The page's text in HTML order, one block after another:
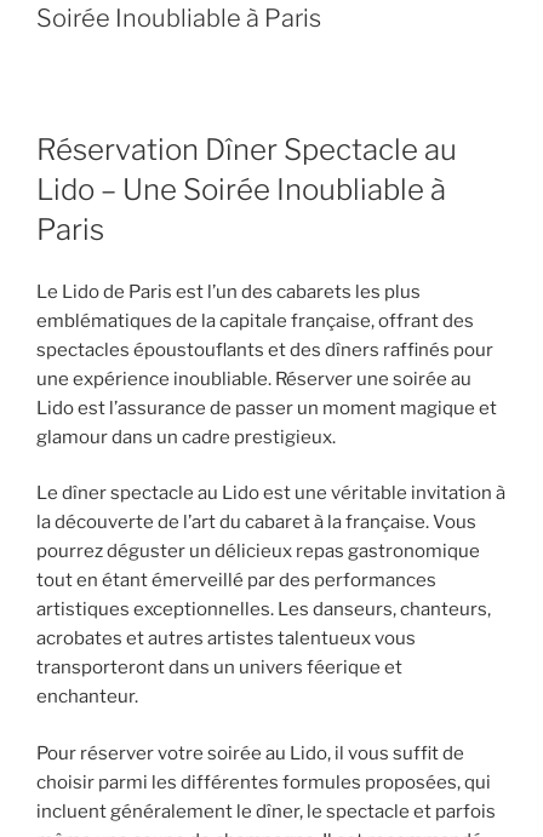
Soirée Inoubliable à Paris
Réservation Dîner Spectacle au
Lido – Une Soirée Inoubliable à
Paris
Le Lido de Paris est l’un des cabarets les plus
emblématiques de la capitale française, offrant des
spectacles époustouflants et des dîners raffinés pour
une expérience inoubliable. Réserver une soirée au
Lido est l’assurance de passer un moment magique et
glamour dans un cadre prestigieux.
Le dîner spectacle au Lido est une véritable invitation à
la découverte de l’art du cabaret à la française. Vous
pourrez déguster un délicieux repas gastronomique
tout en étant émerveillé par des performances
artistiques exceptionnelles. Les danseurs, chanteurs,
acrobates et autres artistes talentueux vous
transporteront dans un univers féerique et
enchanteur.
Pour réserver votre soirée au Lido, il vous suffit de
choisir parmi les différentes formules proposées, qui
incluent généralement le dîner, le spectacle et parfois